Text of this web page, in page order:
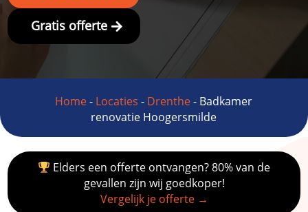
Gratis offerte
Home- Locaties - Drenthe- Badkamer
renovatie Hoogersmilde
Elders een offerte ontvangen? 80% van de
gevallen zijn wij goedkoper!
Vergelijk je offerte →